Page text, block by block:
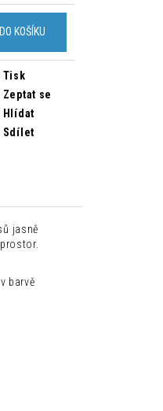
DO KOŠÍKU
Tisk
Zeptat se
Hlídat
Sdílet
jasně
barvě